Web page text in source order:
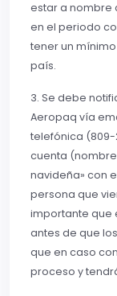
estar a nombre
en el periodo
tener un
país.
3. Se debe
Aeropaq vía
telefónica (809-
cuenta
navideña» con
persona que
importante que
antes de que
que en caso
proceso y